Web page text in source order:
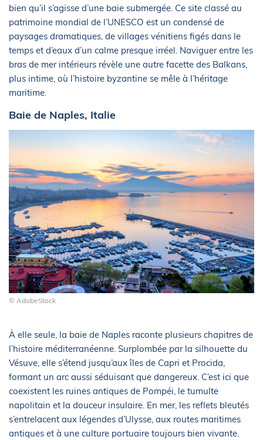
bien qu’il s’agisse d’une baie submergée. Ce site classé au
patrimoine mondial de l’UNESCO est un condensé de
paysages dramatiques, de villages vénitiens figés dans le
temps et d’eaux d’un calme presque irréel. Naviguer entre les
bras de mer intérieurs révèle une autre facette des Balkans,
plus intime, où l’histoire byzantine se mêle à l’héritage
maritime.
Baie de Naples, Italie
© AdobeStock
À elle seule, la baie de Naples raconte plusieurs chapitres de
l’histoire méditerranéenne. Surplombée par la silhouette du
Vésuve, elle s’étend jusqu’aux îles de Capri et Procida,
formant un arc aussi séduisant que dangereux. C’est ici que
coexistent les ruines antiques de Pompéi, le tumulte
napolitain et la douceur insulaire. En mer, les reflets bleutés
s’entrelacent aux légendes d’Ulysse, aux routes maritimes
antiques et à une culture portuaire toujours bien vivante.